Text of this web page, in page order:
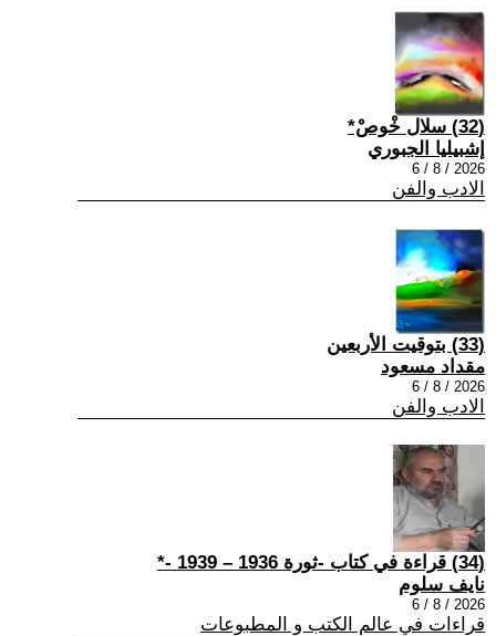
(32) سلال خْوصْ*
إشبيليا الجبوري
2026 / 8 / 6
الادب والفن
(33) بتوقيت الأربعين
مقداد مسعود
2026 / 8 / 6
الادب والفن
(34) قراءة في كتاب -ثورة 1936 – 1939 -*
نايف سلوم
2026 / 8 / 6
قراءات في عالم الكتب و المطبوعات